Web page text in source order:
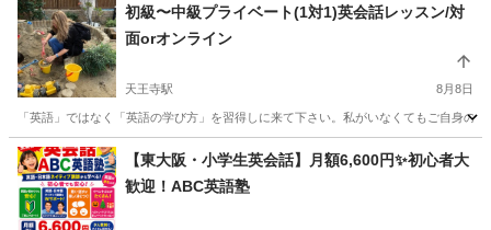
初級〜中級プライベート(1対1)英会話レッスン/対
面orオンライン
天王寺駅 8月8日
「英語」ではなく「英語の学び方」を習得しに来て下さい。私がいなくてもご自身
大阪 大阪市 天王寺駅 英会話 レッスン
【東大阪・小学生英会話】月額6,600円✨初心者大
歓迎！ABC英語塾